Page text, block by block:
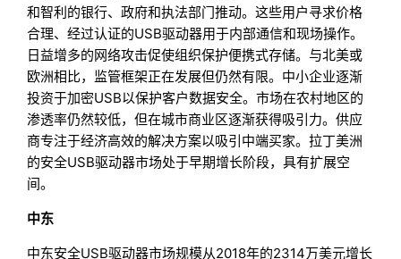
和智利的银行、政府和执法部门推动。这些用户寻求价格
合理、经过认证的USB驱动器用于内部通信和现场操作。
日益增多的网络攻击促使组织保护便携式存储。与北美或
欧洲相比，监管框架正在发展但仍然有限。中小企业逐渐
投资于加密USB以保护客户数据安全。市场在农村地区的
渗透率仍然较低，但在城市商业区逐渐获得吸引力。供应
商专注于经济高效的解决方案以吸引中端买家。拉丁美洲
的安全USB驱动器市场处于早期增长阶段，具有扩展空
间。
中东
中东安全USB驱动器市场规模从2018年的2314万美元增长